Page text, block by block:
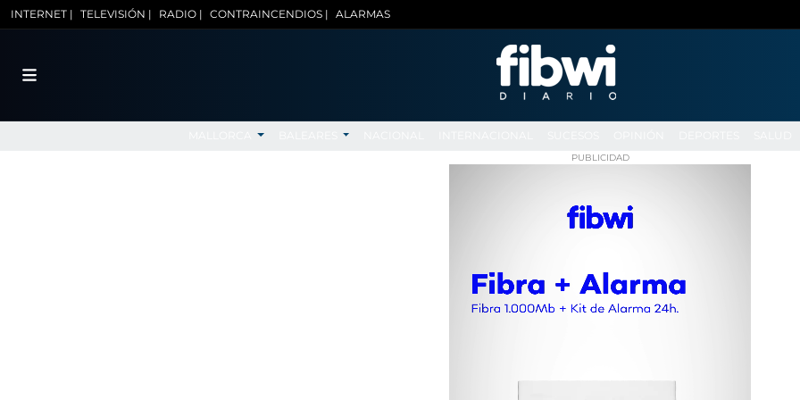
INTERNET | TELEVISIÓN | RADIO | CONTRAINCENDIOS | ALARMAS